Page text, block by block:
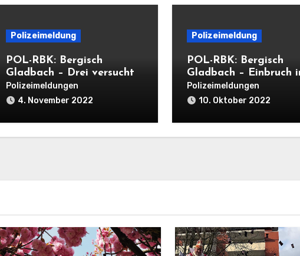
Polizeimeldung
POL-RBK: Bergisch
Gladbach – Drei versuchte
Wohnungseinbrüche in
einer Nacht
Polizeimeldungen
4. November 2022
Polizeimeldung
POL-RBK: Bergisch
Gladbach – Einbruch
Eiscafé
Polizeimeldungen
10. Oktober 2022